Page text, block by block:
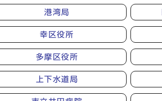
港湾局
幸区役所
多摩区役所
上下水道局